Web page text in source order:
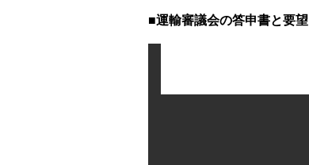
■運輸審議会の答申書と要望